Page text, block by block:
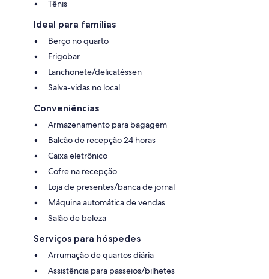
Tênis
Ideal para famílias
Berço no quarto
Frigobar
Lanchonete/delicatéssen
Salva-vidas no local
Conveniências
Armazenamento para bagagem
Balcão de recepção 24 horas
Caixa eletrônico
Cofre na recepção
Loja de presentes/banca de jornal
Máquina automática de vendas
Salão de beleza
Serviços para hóspedes
Arrumação de quartos diária
Assistência para passeios/bilhetes